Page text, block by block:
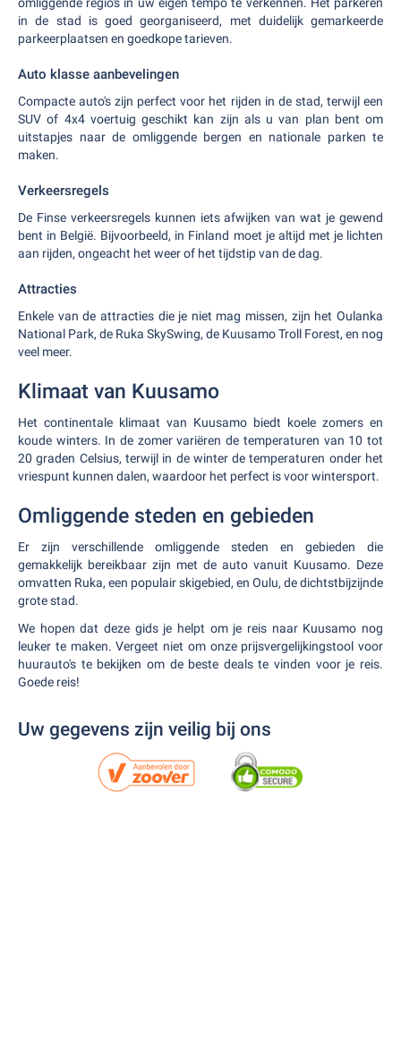
in de stad is goed georganiseerd, met duidelijk gemarkeerde
parkeerplaatsen en goedkope tarieven.
Auto klasse aanbevelingen
Compacte auto's zijn perfect voor het rijden in de stad, terwijl een
SUV of 4x4 voertuig geschikt kan zijn als u van plan bent om
uitstapjes naar de omliggende bergen en nationale parken te
maken.
Verkeersregels
De Finse verkeersregels kunnen iets afwijken van wat je gewend
bent in België. Bijvoorbeeld, in Finland moet je altijd met je lichten
aan rijden, ongeacht het weer of het tijdstip van de dag.
Attracties
Enkele van de attracties die je niet mag missen, zijn het Oulanka
National Park, de Ruka SkySwing, de Kuusamo Troll Forest, en nog
veel meer.
Klimaat van Kuusamo
Het continentale klimaat van Kuusamo biedt koele zomers en
koude winters. In de zomer variëren de temperaturen van 10 tot
20 graden Celsius, terwijl in de winter de temperaturen onder het
vriespunt kunnen dalen, waardoor het perfect is voor wintersport.
Omliggende steden en gebieden
Er zijn verschillende omliggende steden en gebieden die
gemakkelijk bereikbaar zijn met de auto vanuit Kuusamo. Deze
omvatten Ruka, een populair skigebied, en Oulu, de dichtstbijzijnde
grote stad.
We hopen dat deze gids je helpt om je reis naar Kuusamo nog
leuker te maken. Vergeet niet om onze prijsvergelijkingstool voor
huurauto's te bekijken om de beste deals te vinden voor je reis.
Goede reis!
Uw gegevens zijn veilig bij ons